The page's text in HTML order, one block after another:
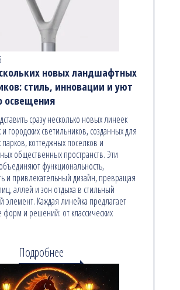
новых ландшафтных
стиль, инновации и уют
освещения
сразу несколько новых линеек
городских светильников, созданных для
коттеджных поселков и
общественных пространств. Эти
функциональность,
и привлекательный дизайн, превращая
аллей и зон отдыха в стильный
элемент. Каждая линейка предлагает
форм и решений: от классических
Подробнее